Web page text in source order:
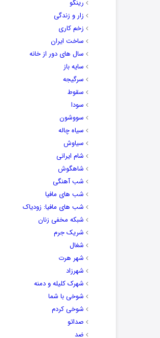
رینگو
زار و زندگی
زخم کاری
ساخت ایران
سال های دور از خانه
سایه باز
سرگیجه
سقوط
سودا
سووشون
سیاه چاله
سیاوش
شام ایرانی
شاهگوش
شب آهنگی
شب های مافیا
شب های مافیا: زودیاک
شبکه مخفی زنان
شریک جرم
شغال
شهر هرت
شهرزاد
شهرک کلیله و دمنه
شوخی با شما
شوخی کردم
صداتو
ضد